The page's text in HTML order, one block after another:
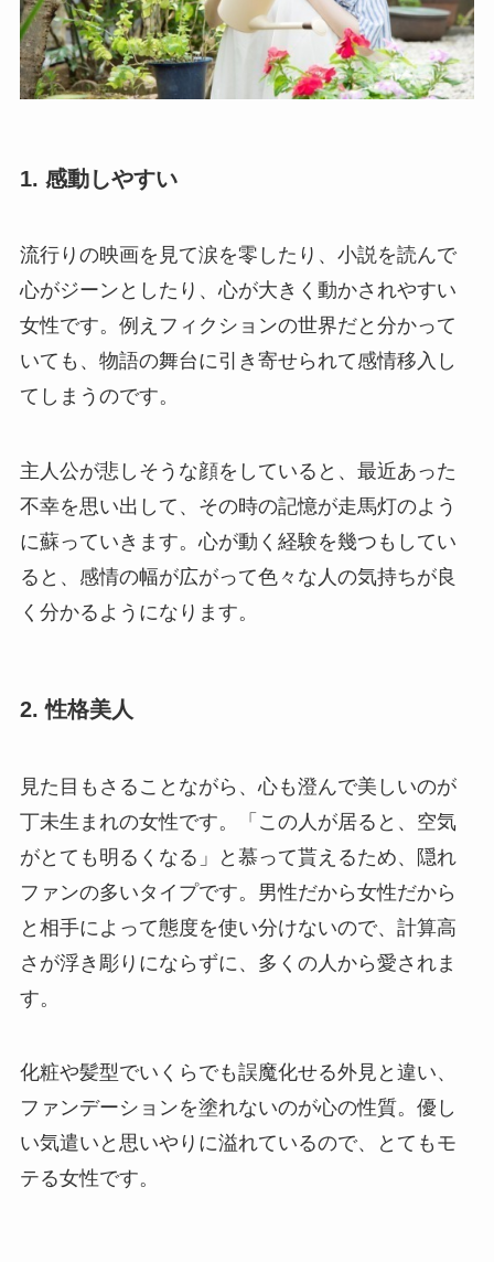
1. 感動しやすい
流行りの映画を見て涙を零したり、小説を読んで
心がジーンとしたり、心が大きく動かされやすい
女性です。例えフィクションの世界だと分かって
いても、物語の舞台に引き寄せられて感情移入し
てしまうのです。
主人公が悲しそうな顔をしていると、最近あった
不幸を思い出して、その時の記憶が走馬灯のよう
に蘇っていきます。心が動く経験を幾つもしてい
ると、感情の幅が広がって色々な人の気持ちが良
く分かるようになります。
2. 性格美人
見た目もさることながら、心も澄んで美しいのが
丁未生まれの女性です。「この人が居ると、空気
がとても明るくなる」と慕って貰えるため、隠れ
ファンの多いタイプです。男性だから女性だから
と相手によって態度を使い分けないので、計算高
さが浮き彫りにならずに、多くの人から愛されま
す。
化粧や髪型でいくらでも誤魔化せる外見と違い、
ファンデーションを塗れないのが心の性質。優し
い気遣いと思いやりに溢れているので、とてもモ
テる女性です。